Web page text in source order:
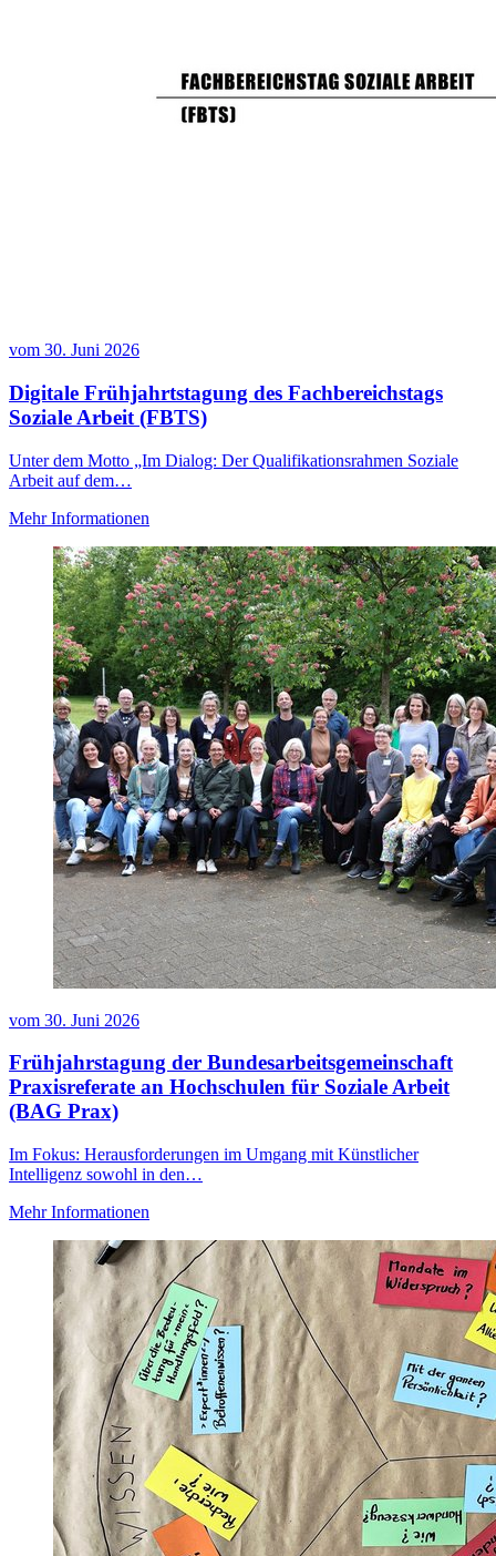
vom 30. Juni 2026
Digitale Frühjahrtstagung des Fachbereichstags
Soziale Arbeit (FBTS)
Unter dem Motto „Im Dialog: Der Qualifikationsrahmen Soziale
Arbeit auf dem…
Mehr Informationen
vom 30. Juni 2026
Frühjahrstagung der Bundesarbeitsgemeinschaft
Praxisreferate an Hochschulen für Soziale Arbeit
(BAG Prax)
Im Fokus: Herausforderungen im Umgang mit Künstlicher
Intelligenz sowohl in den…
Mehr Informationen